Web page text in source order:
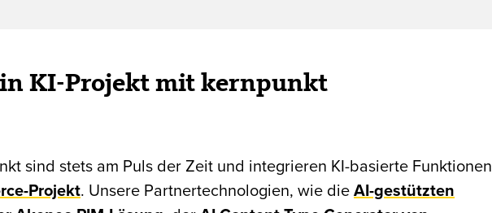
KI-Projekt mit kernpunkt
sind stets am Puls der Zeit und integrieren KI-basierte Funktionen
Projekt. Unsere Partnertechnologien, wie dieAI-gestützten